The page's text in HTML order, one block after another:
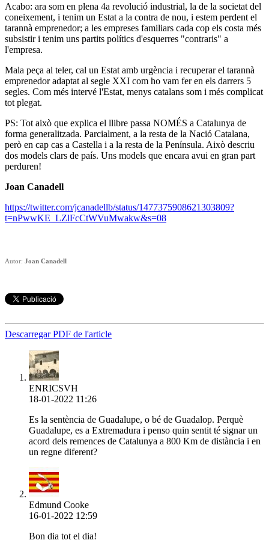
Acabo: ara som en plena 4a revolució industrial, la de la societat del
coneixement, i tenim un Estat a la contra de nou, i estem perdent el
tarannà emprenedor; a les empreses familiars cada cop els costa més
subsistir i tenim uns partits polítics d'esquerres "contraris" a
l'empresa.
Mala peça al teler, cal un Estat amb urgència i recuperar el tarannà
emprenedor adaptat al segle XXI com ho vam fer en els darrers 5
segles. Com més intervé l'Estat, menys catalans som i més complicat
tot plegat.
PS: Tot això que explica el llibre passa NOMÉS a Catalunya de
forma generalitzada. Parcialment, a la resta de la Nació Catalana,
però en cap cas a Castella i a la resta de la Península. Això descriu
dos models clars de país. Uns models que encara avui en gran part
perduren!
Joan Canadell
https://twitter.com/jcanadellb/status/1477375908621303809?
t=nPwwKE_LZlFcCtWVuMwakw&s=08
Autor: Joan Canadell
Descarregar PDF de l'article
ENRICSVH
18-01-2022 11:26
Es la sentència de Guadalupe, o bé de Guadalop. Perquè
Guadalupe, es a Extremadura i penso quin sentit té signar un
acord dels remences de Catalunya a 800 Km de distància i en
un regne diferent?
Edmund Cooke
16-01-2022 12:59
Bon dia tot el dia!